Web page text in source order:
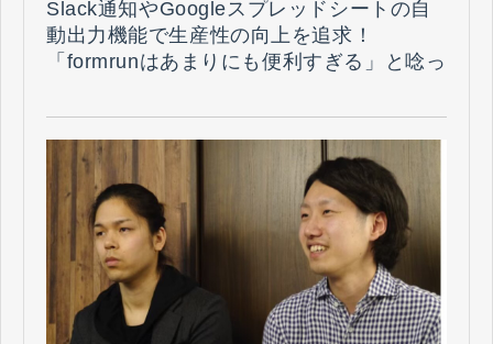
Slack通知やGoogleスプレッドシートの自
動出力機能で生産性の向上を追求！
「formrunはあまりにも便利すぎる」と唸っ